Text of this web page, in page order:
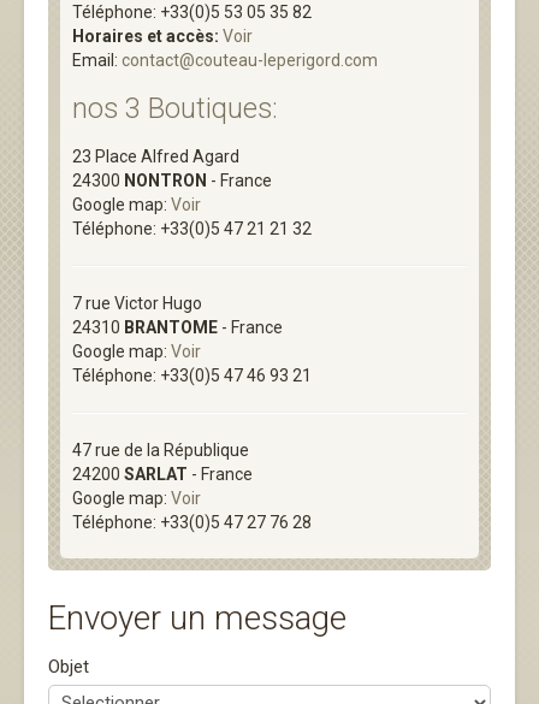
Téléphone: +33(0)5 53 05 35 82
Horaires et accès: Voir
Email: contact@couteau-leperigord.com
nos 3 Boutiques:
23 Place Alfred Agard
24300 NONTRON - France
Google map: Voir
Téléphone: +33(0)5 47 21 21 32
7 rue Victor Hugo
24310 BRANTOME - France
Google map: Voir
Téléphone: +33(0)5 47 46 93 21
47 rue de la République
24200 SARLAT - France
Google map: Voir
Téléphone: +33(0)5 47 27 76 28
Envoyer un message
Objet